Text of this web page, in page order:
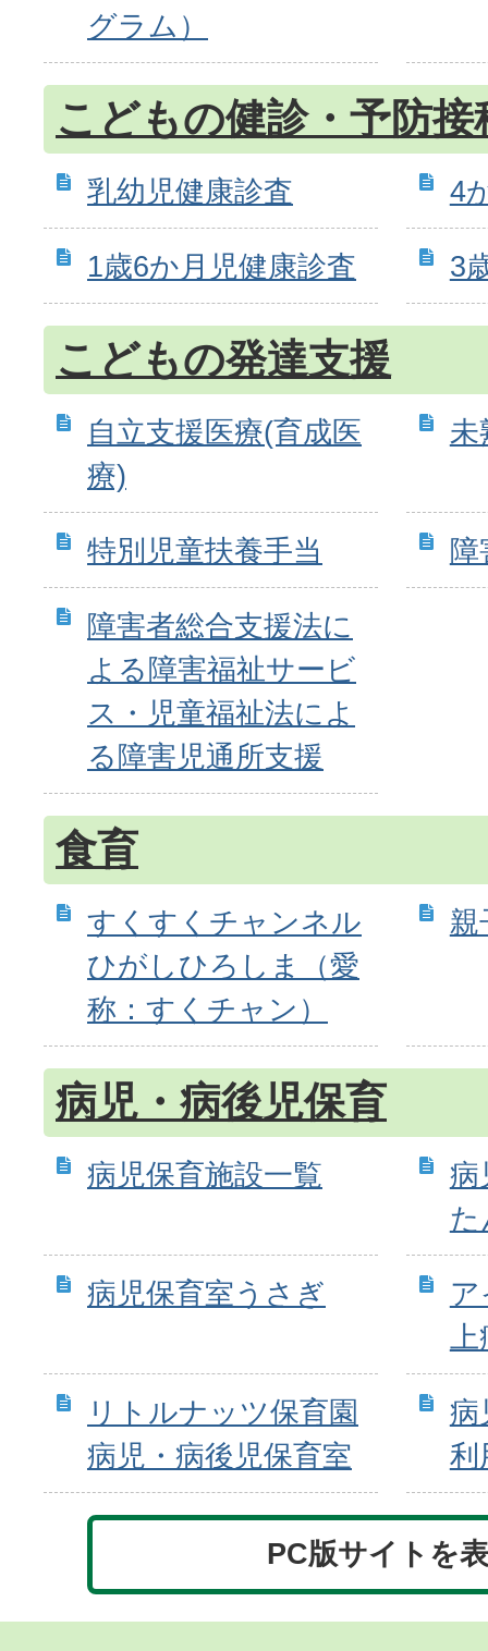
グラム）
こどもの健診・予防接
乳幼児健康診査 4
1歳6か月児健康診査 3
こどもの発達支援
自立支援医療(育成医
療)
未
特別児童扶養手当 障
障害者総合支援法に
よる障害福祉サービ
ス・児童福祉法によ
る障害児通所支援
食育
すくすくチャンネル
ひがしひろしま（愛
称：すくチャン）
親
病児・病後児保育
病児保育施設一覧
病
た
病児保育室うさぎ
リトルナッツ保育園
病児・病後児保育室
病
利
PC版サイトを